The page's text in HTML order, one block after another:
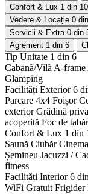
Confort & Lux 1 din 10
Vedere & Locație 0
Servicii & Extra 0 din
Agrement 1 din 6
Tip Unitate 1 din 6
Cabanã/Vilã A-frame
Glamping
Facilități Exterior6
Parcare 4x4 Foișor
exterior Grădină
acoperită Foc de
Confort & Lux 1 din
Saună Ciubăr
Șemineu Jacuzzi /
fitness
Facilități Interior6
WiFi Gratuit Frigider